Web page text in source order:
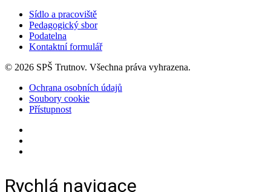
Sídlo a pracoviště
Pedagogický sbor
Podatelna
Kontaktní formulář
© 2026 SPŠ Trutnov. Všechna práva vyhrazena.
Ochrana osobních údajů
Soubory cookie
Přístupnost
Rychlá navigace